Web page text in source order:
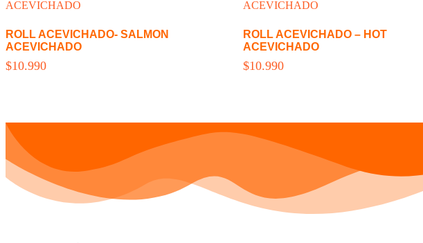
ROLL ACEVICHADO- SALMON
ACEVICHADO
$10.990
ROLL ACEVICHADO – HOT
ACEVICHADO
$10.990